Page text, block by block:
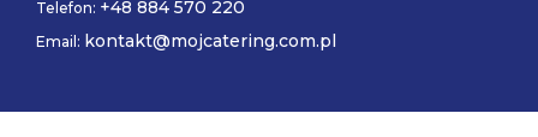
Telefon: +48 884 570 220
Email: kontakt@mojcatering.com.pl